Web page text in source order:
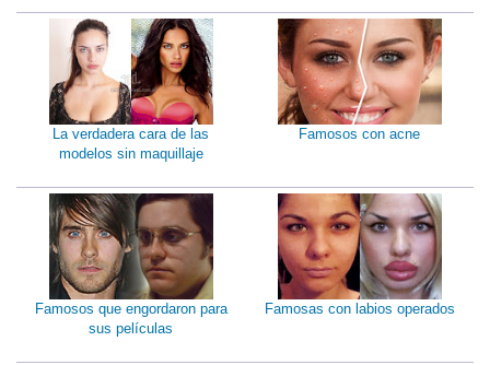
La verdadera cara de las
modelos sin maquillaje
Famosos con acne
Famosos que engordaron para
sus películas
Famosas con labios operados